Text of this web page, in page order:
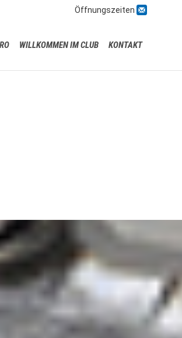
Öffnungszeiten 
WILLKOMMEN IM CLUB KONTAKT